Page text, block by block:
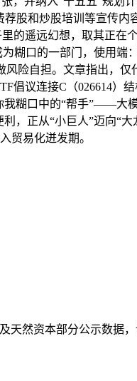
股和炒股培训等宣传
遥远幻想，取其正在
糊口的一部门，使用
险自担。文章指出，
议连接C（026614
糊口中的“帮手”——
正从“小巨人”迈向“
贸易化迸发期。
然资本部分公示数据